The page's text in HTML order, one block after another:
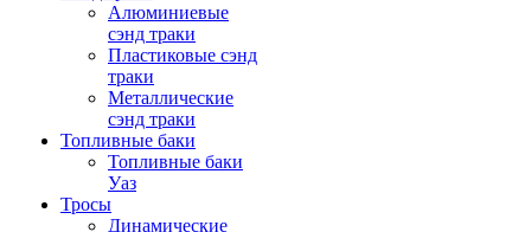
Алюминиевые
сэнд траки
Пластиковые сэнд
траки
Металлические
сэнд траки
Топливные баки
Топливные баки
Уаз
Тросы
Динамические